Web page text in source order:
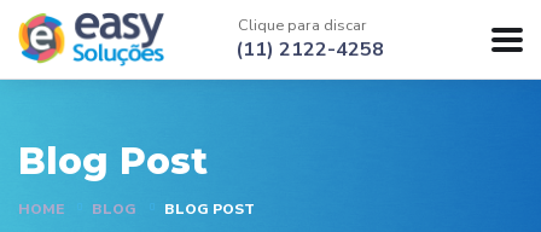
Clique para discar
(11) 2122-4258
Blog Post
HOME BLOG BLOG POST